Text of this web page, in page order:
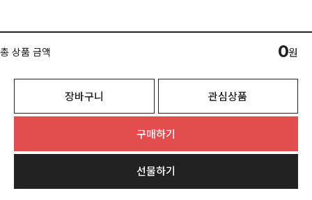
총 상품 금액 0원
장바구니 관심상품
구매하기
선물하기